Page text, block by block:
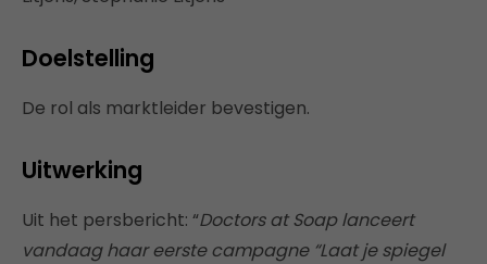
Doelstelling
De rol als marktleider bevestigen.
Uitwerking
Uit het persbericht: “Doctors at Soap lanceert
vandaag haar eerste campagne “Laat je spiegel